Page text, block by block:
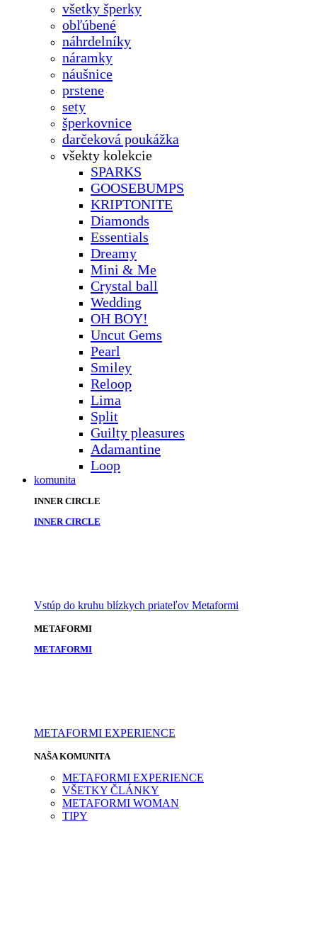
všetky šperky
obľúbené
náhrdelníky
náramky
náušnice
prstene
sety
šperkovnice
darčeková poukážka
všekty kolekcie
SPARKS
GOOSEBUMPS
KRIPTONITE
Diamonds
Essentials
Dreamy
Mini & Me
Crystal ball
Wedding
OH BOY!
Uncut Gems
Pearl
Smiley
Reloop
Lima
Split
Guilty pleasures
Adamantine
Loop
komunita
INNER CIRCLE
INNER CIRCLE
Vstúp do kruhu blízkych priateľov Metaformi
METAFORMI
METAFORMI
METAFORMI EXPERIENCE
NAŠA KOMUNITA
METAFORMI EXPERIENCE
VŠETKY ČLÁNKY
METAFORMI WOMAN
TIPY